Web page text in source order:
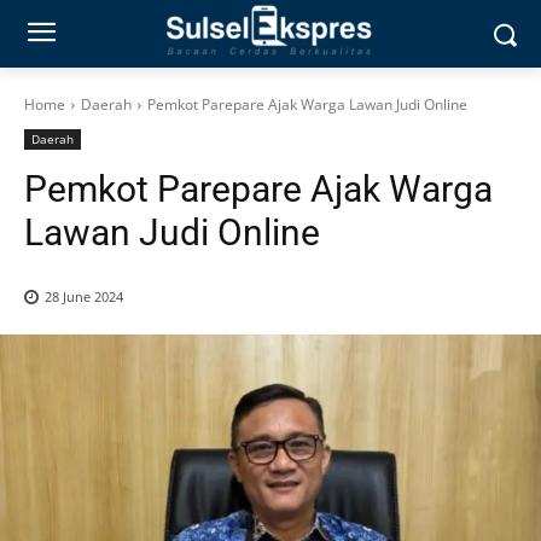
Home Daerah Pemkot Parepare Ajak Warga Lawan Judi Online
Daerah
Pemkot Parepare Ajak Warga
Lawan Judi Online
28 June 2024